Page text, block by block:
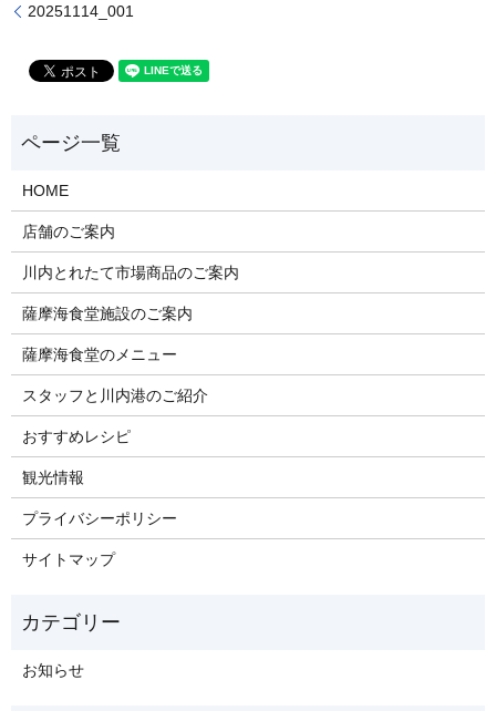
20251114_001
HOME
店舗のご案内
川内とれたて市場商品のご案内
薩摩海食堂施設のご案内
薩摩海食堂のメニュー
スタッフと川内港のご紹介
おすすめレシピ
観光情報
プライバシーポリシー
サイトマップ
お知らせ